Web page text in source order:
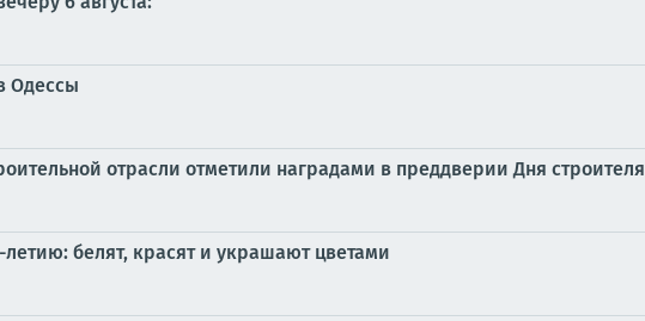
Одессы
отрасли отметили наградами в преддверии Дня строителя
летию: белят, красят и украшают цветами